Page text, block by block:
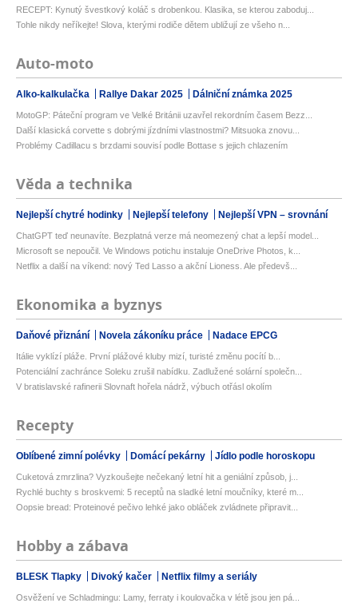
RECEPT: Kynutý švestkový koláč s drobenkou. Klasika, se kterou zaboduj...
Tohle nikdy neříkejte! Slova, kterými rodiče dětem ubližují ze všeho n...
Auto-moto
Alko-kalkulačka Rallye Dakar 2025 Dálniční známka 2025
MotoGP: Páteční program ve Velké Británii uzavřel rekordním časem Bezz...
Další klasická corvette s dobrými jízdními vlastnostmi? Mitsuoka znovu...
Problémy Cadillacu s brzdami souvisí podle Bottase s jejich chlazením
Věda a technika
Nejlepší chytré hodinky Nejlepší telefony Nejlepší VPN – srovnání
ChatGPT teď neunavíte. Bezplatná verze má neomezený chat a lepší model...
Microsoft se nepoučil. Ve Windows potichu instaluje OneDrive Photos, k...
Netflix a další na víkend: nový Ted Lasso a akční Lioness. Ale předevš...
Ekonomika a byznys
Daňové přiznání Novela zákoníku práce Nadace EPCG
Itálie vyklízí pláže. První plážové kluby mizí, turisté změnu pocítí b...
Potenciální zachránce Soleku zrušil nabídku. Zadlužené solární společn...
V bratislavské rafinerii Slovnaft hořela nádrž, výbuch otřásl okolím
Recepty
Oblíbené zimní polévky Domácí pekárny Jídlo podle horoskopu
Cuketová zmrzlina? Vyzkoušejte nečekaný letní hit a geniální způsob, j...
Rychlé buchty s broskvemi: 5 receptů na sladké letní moučníky, které m...
Oopsie bread: Proteinové pečivo lehké jako obláček zvládnete připravit...
Hobby a zábava
BLESK Tlapky Divoký kačer Netflix filmy a seriály
Osvěžení ve Schladmingu: Lamy, ferraty i koulovačka v létě jsou jen pá...